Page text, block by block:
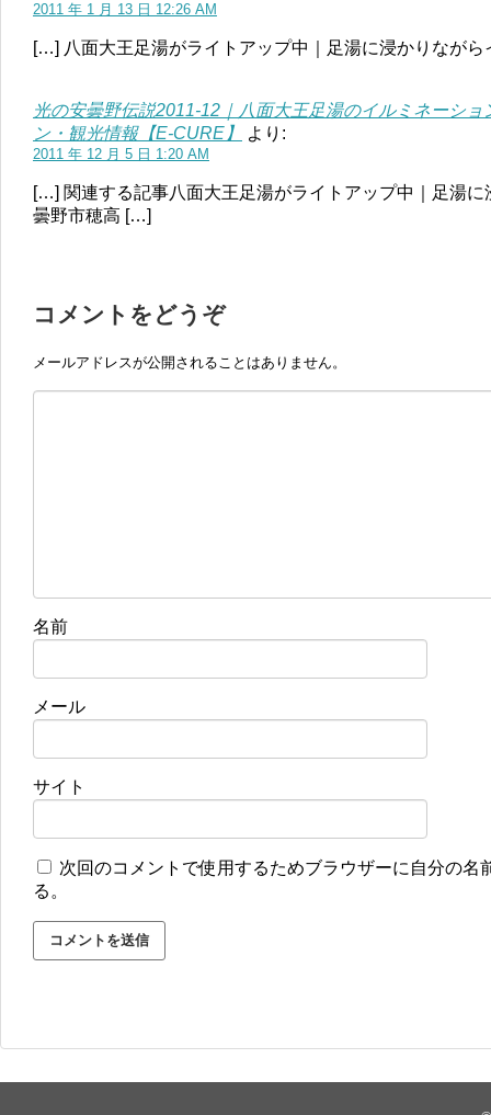
2011 年 1 月 13 日 12:26 AM
[…] 八面大王足湯がライトアップ中｜足湯に浸かりなが
光の安曇野伝説2011-12｜八面大王足湯のイルミネーシ
ン・観光情報【E-CURE】
より:
2011 年 12 月 5 日 1:20 AM
[…] 関連する記事八面大王足湯がライトアップ中｜足湯
曇野市穂高 […]
コメントをどうぞ
メールアドレスが公開されることはありません。
名前
メール
サイト
次回のコメントで使用するためブラウザーに自分の名
る。